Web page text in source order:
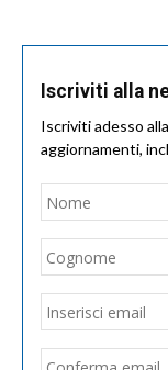
Iscriviti alla
Iscriviti adesso
aggiornamenti,
Nome
Email